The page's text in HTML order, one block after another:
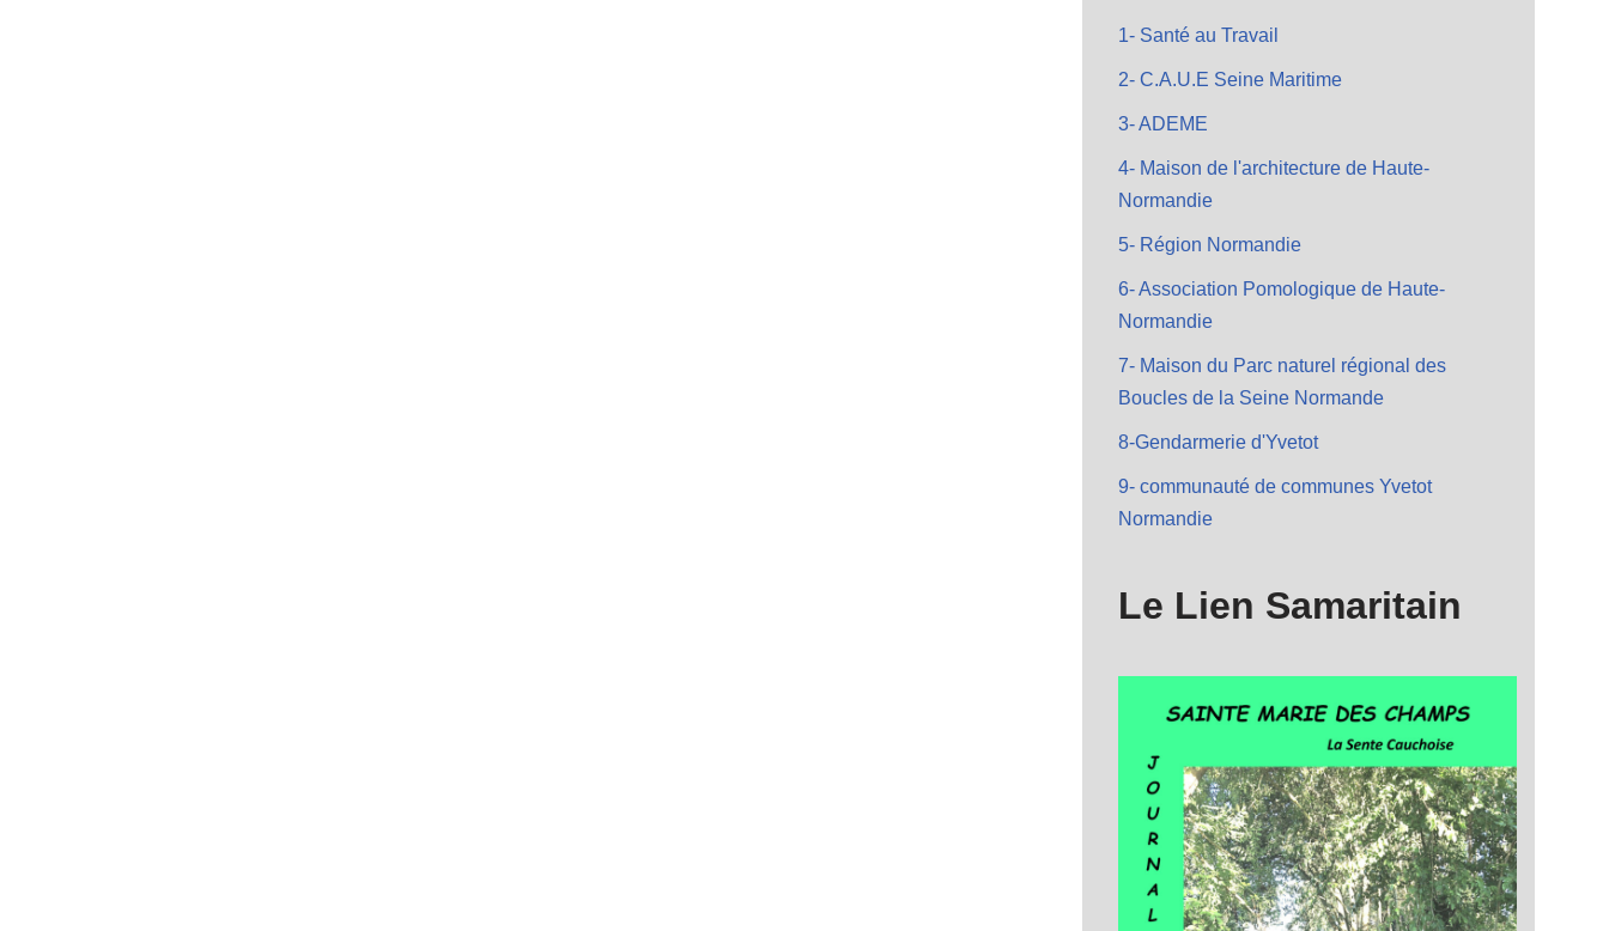
1- Santé au Travail
2- C.A.U.E Seine Maritime
3- ADEME
4- Maison de l'architecture de Haute-
Normandie
5- Région Normandie
6- Association Pomologique de Haute-
Normandie
7- Maison du Parc naturel régional des
Boucles de la Seine Normande
8-Gendarmerie d'Yvetot
9- communauté de communes Yvetot
Normandie
Le Lien Samaritain